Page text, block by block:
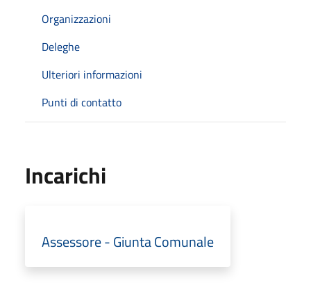
Organizzazioni
Deleghe
Ulteriori informazioni
Punti di contatto
Incarichi
Assessore - Giunta Comunale